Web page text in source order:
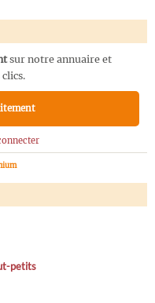
sur notre annuaire et
petits